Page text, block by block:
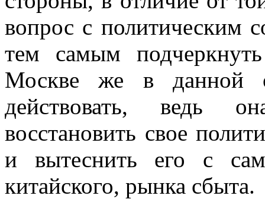
вопрос с политическим
тем самым
Москве же в данной
действовать, ведь
восстановить свое
и вытеснить его с
китайского, рынка сбыта.